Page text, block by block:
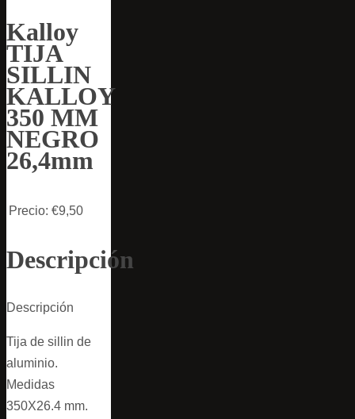
Kalloy
TIJA
SILLIN
KALLOY
350 MM
NEGRO
26,4mm
Precio: €9,50
Descripción
Descripción
Tija de sillin de
aluminio.
Medidas
350X26.4 mm.